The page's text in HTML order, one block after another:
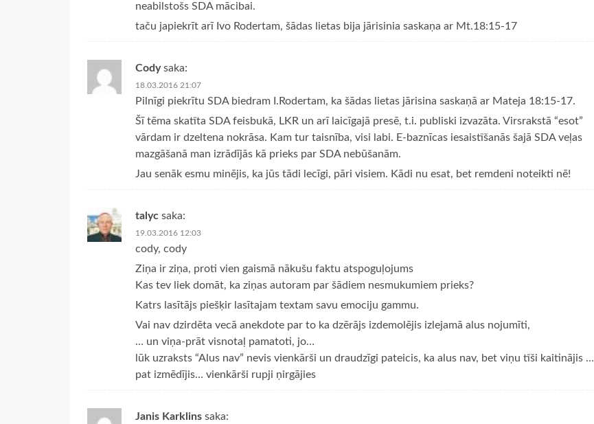
neabilstošs SDA mācibai.
taču japiekrīt arī Ivo Rodertam, šādas lietas bija jārisinia saskaņa ar Mt.18:15-17
Cody saka:
18.03.2016 21:07
Pilnīgi piekrītu SDA biedram I.Rodertam, ka šādas lietas jārisina saskaņā ar Mateja 18:15-17.
Šī tēma skatīta SDA feisbukā, LKR un arī laicīgajā presē, t.i. publiski izvazāta. Virsrakstā “esot”
vārdam ir dzeltena nokrāsa. Kam tur taisnība, visi labi. E-baznīcas iesaistīšanās šajā SDA veļas
mazgāšanā man izrādījās kā prieks par SDA nebūšanām.
Jau senāk esmu minējis, ka jūs tādi lecīgi, pāri visiem. Kādi nu esat, bet remdeni noteikti nē!
talyc saka:
19.03.2016 12:03
cody, cody
Ziņa ir ziņa, proti vien gaismā nākušu faktu atspoguļojums
Kas tev liek domāt, ka ziņas autoram par šādiem nesmukumiem prieks?
Katrs lasītājs piešķir lasītajam textam savu emociju gammu.
Vai nav dzirdēta vecā anekdote par to ka dzērājs izdemolējis izlejamā alus nojumīti,
… un viņa-prāt visnotaļ pamatoti, jo…
lūk uzraksts “Alus nav” nevis vienkārši un draudzīgi pateicis, ka alus nav, bet viņu tīši kaitinājis …
pat izmēdījis… vienkārši rupji ņirgājies
Janis Karklins saka: